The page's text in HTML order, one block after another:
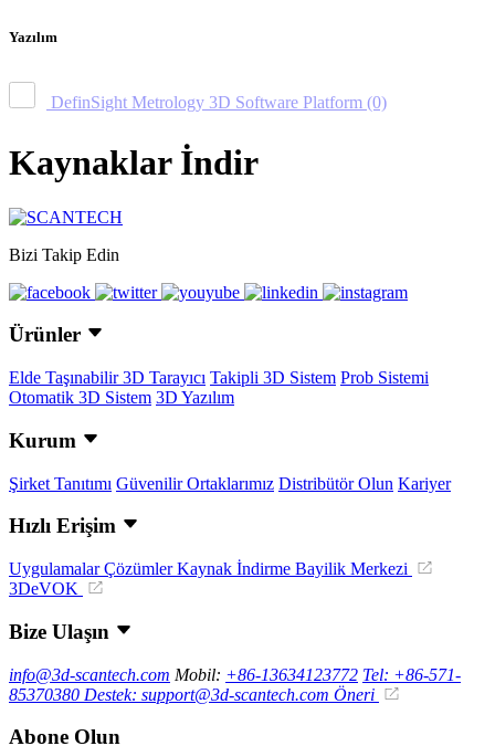
Yazılım
DefinSight Metrology 3D Software Platform (0)
Kaynaklar İndir
Bizi Takip Edin
Ürünler
Elde Taşınabilir 3D Tarayıcı Takipli 3D Sistem Prob Sistemi
Otomatik 3D Sistem 3D Yazılım
Kurum
Şirket Tanıtımı Güvenilir Ortaklarımız Distribütör Olun Kariyer
Hızlı Erişim
UygulamalarÇözümlerKaynak İndirme Bayilik Merkezi
3DeVOK
Bize Ulaşın
info@3d-scantech.com Mobil: +86-13634123772 Tel: +86-571-
85370380 Destek: support@3d-scantech.com Öneri
Abone Olun